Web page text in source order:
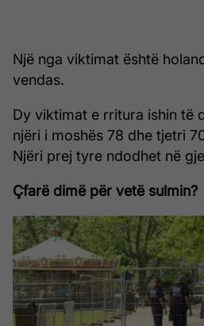
Një nga viktimat është
vendas.
Dy viktimat e rritura ishin të
njëri i moshës 78 dhe tjetri
Njëri prej tyre ndodhet në
Çfarë dimë për vetë sulmin?